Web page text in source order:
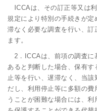
ICCAは、その訂正等又は
規定により特別の手続きが
滞なく必要な調査を行い、訂
ます。
2．ICCAは、前項の調査に
あると判断した場合、保有
止等を行い、遅滞なく、当
だし、利用停止等に多額の
うことが困難な場合には、